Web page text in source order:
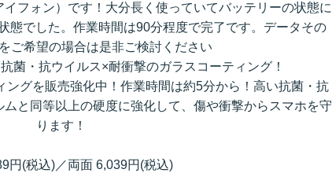
フォン）です！大分長く使っていてバッテリーの状態に
態でした。作業時間は90分程度で完了です。データその
ご希望の場合は是非ご検討ください
菌・抗ウイルス×耐衝撃のガラスコーティング！
グを販売強化中！作業時間は約5分から！高い抗菌・抗
と同等以上の硬度に強化して、傷や衝撃からスマホを守
ります！
円(税込)／両面 6,039円(税込)